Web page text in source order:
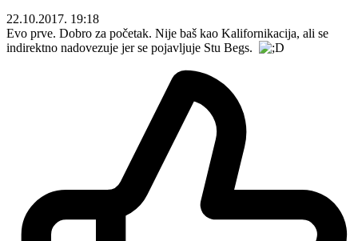
22.10.2017. 19:18
Evo prve. Dobro za početak. Nije baš kao Kalifornikacija, ali se
indirektno nadovezuje jer se pojavljuje Stu Begs.